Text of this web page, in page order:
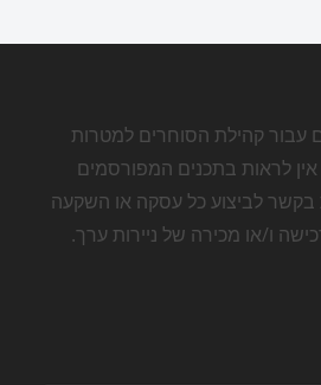
עבור קהילת הסוחרים למטרות
לראות בתכנים המפורסמים
בקשר לביצוע כל עסקה או השקעה
ו/או מכירה של ניירות ערך.